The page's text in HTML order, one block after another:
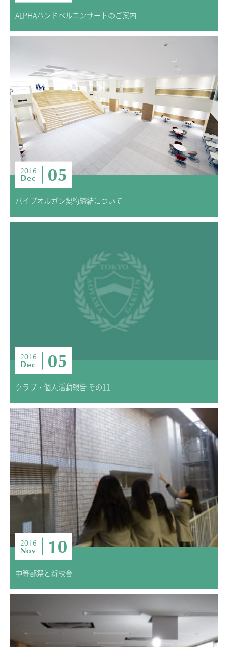
ALPHAハンドベルコンサートのご案内
2016
Dec 05
パイプオルガン契約締結について
2016
Dec 05
クラブ・個人活動報告 その11
2016
Nov 10
中等部祭と新校舎